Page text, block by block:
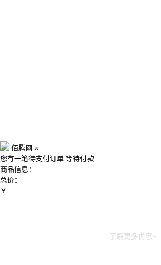
佰腾网 ×
您有一笔待支付订单 等待付款
商品信息：
总价：
￥
了解更多优惠~